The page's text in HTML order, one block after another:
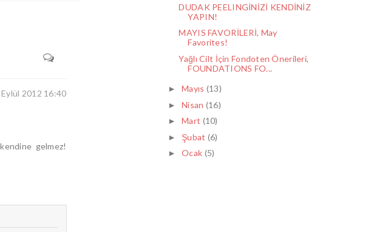
2012 16:40
gelmez!
DUDAK PEELINGİNİZİ KENDİNİZ
YAPIN!
MAYIS FAVORİLERİ, May
Favorites!
Yağlı Cilt İçin Fondoten Önerileri,
FOUNDATIONS FO...
►Mayıs (13)
►Nisan (16)
►Mart (10)
► Şubat (6)
►Ocak (5)